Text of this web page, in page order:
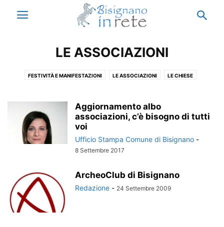
LE ASSOCIAZIONI
FESTIVITÀ E MANIFESTAZIONI LE ASSOCIAZIONI LE CHIESE
Aggiornamento albo
associazioni, c’è bisogno di tutti
voi
Ufficio Stampa Comune di Bisignano -
8 Settembre 2017
ArcheoClub di Bisignano
Redazione - 24 Settembre 2009